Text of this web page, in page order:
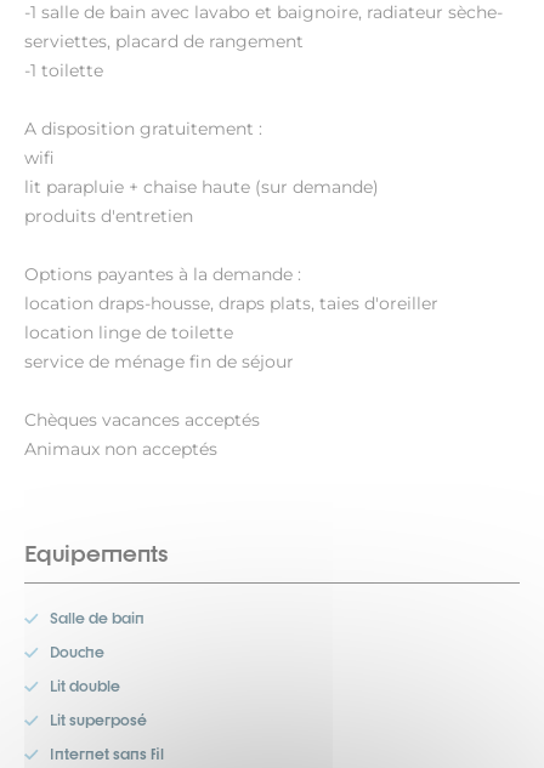
-1 salle de bain avec lavabo et baignoire, radiateur sèche-
serviettes, placard de rangement
-1 toilette
A disposition gratuitement :
wifi
lit parapluie + chaise haute (sur demande)
produits d'entretien
Options payantes à la demande :
location draps-housse, draps plats, taies d'oreiller
location linge de toilette
service de ménage fin de séjour
Chèques vacances acceptés
Animaux non acceptés
Equipements
Salle de bain
Douche
Lit double
Lit superposé
Internet sans fil